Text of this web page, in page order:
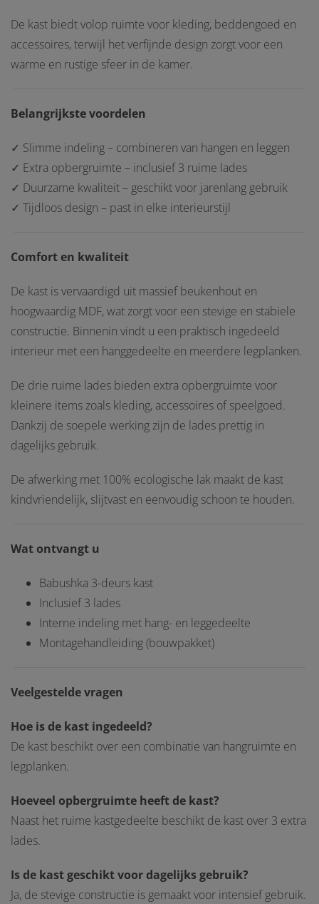
De kast biedt volop ruimte voor kleding, beddengoed en
accessoires, terwijl het verfijnde design zorgt voor een
warme en rustige sfeer in de kamer.
Belangrijkste voordelen
✓ Slimme indeling – combineren van hangen en leggen
✓ Extra opbergruimte – inclusief 3 ruime lades
✓ Duurzame kwaliteit – geschikt voor jarenlang gebruik
✓ Tijdloos design – past in elke interieurstijl
Comfort en kwaliteit
De kast is vervaardigd uit massief beukenhout en
hoogwaardig MDF, wat zorgt voor een stevige en stabiele
constructie. Binnenin vindt u een praktisch ingedeeld
interieur met een hanggedeelte en meerdere legplanken.
De drie ruime lades bieden extra opbergruimte voor
kleinere items zoals kleding, accessoires of speelgoed.
Dankzij de soepele werking zijn de lades prettig in
dagelijks gebruik.
De afwerking met 100% ecologische lak maakt de kast
kindvriendelijk, slijtvast en eenvoudig schoon te houden.
Wat ontvangt u
Babushka 3-deurs kast
Inclusief 3 lades
Interne indeling met hang- en leggedeelte
Montagehandleiding (bouwpakket)
Veelgestelde vragen
Hoe is de kast ingedeeld?
De kast beschikt over een combinatie van hangruimte en
legplanken.
Hoeveel opbergruimte heeft de kast?
Naast het ruime kastgedeelte beschikt de kast over 3 extra
lades.
Is de kast geschikt voor dagelijks gebruik?
Ja, de stevige constructie is gemaakt voor intensief gebruik.